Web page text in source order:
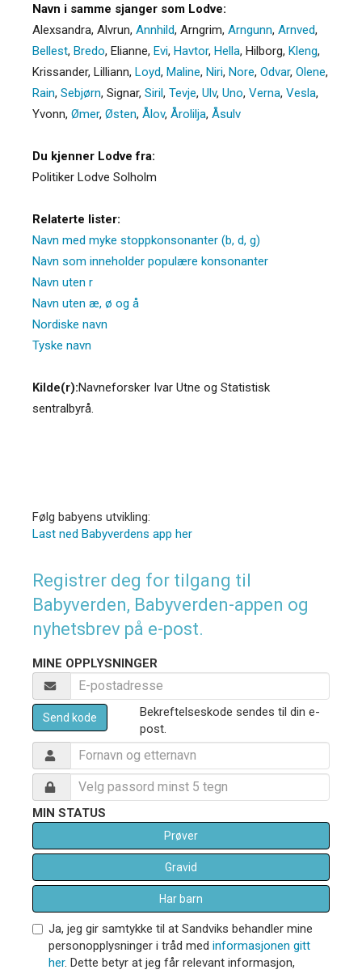
Navn i samme sjanger som Lodve:
Alexsandra, Alvrun, Annhild, Arngrim, Arngunn, Arnved,
Bellest, Bredo, Elianne, Evi, Havtor, Hella, Hilborg, Kleng,
Krissander, Lilliann, Loyd, Maline, Niri, Nore, Odvar, Olene,
Rain, Sebjørn, Signar, Siril, Tevje, Ulv, Uno, Verna, Vesla,
Yvonn, Ømer, Østen, Ålov, Årolilja, Åsulv
Du kjenner Lodve fra:
Politiker Lodve Solholm
Relaterte lister:
Navn med myke stoppkonsonanter (b, d, g)
Navn som inneholder populære konsonanter
Navn uten r
Navn uten æ, ø og å
Nordiske navn
Tyske navn
Kilde(r):Navneforsker Ivar Utne og Statistisk
sentralbyrå.
Følg babyens utvikling:
Last ned Babyverdens app her
Registrer deg for tilgang til
Babyverden, Babyverden-appen og
nyhetsbrev på e-post.
MINE OPPLYSNINGER
Send kode
Bekreftelseskode sendes til din e-
post.
MIN STATUS
Prøver
Gravid
Har barn
Ja, jeg gir samtykke til at Sandviks behandler mine
personopplysninger i tråd med informasjonen gitt
her. Dette betyr at jeg får relevant informasjon,